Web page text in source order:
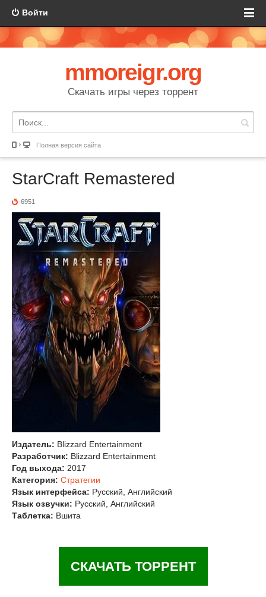
Войти
mmoreigr.org
Скачать игры через торрент
Полная версия сайта
StarCraft Remastered
6951
Издатель: Blizzard Entertainment
Разработчик: Blizzard Entertainment
Год выхода: 2017
Категория: Стратегии
Язык интерфейса: Русский, Английский
Язык озвучки: Русский, Английский
Таблетка: Вшита
СКАЧАТЬ ТОРРЕНТ